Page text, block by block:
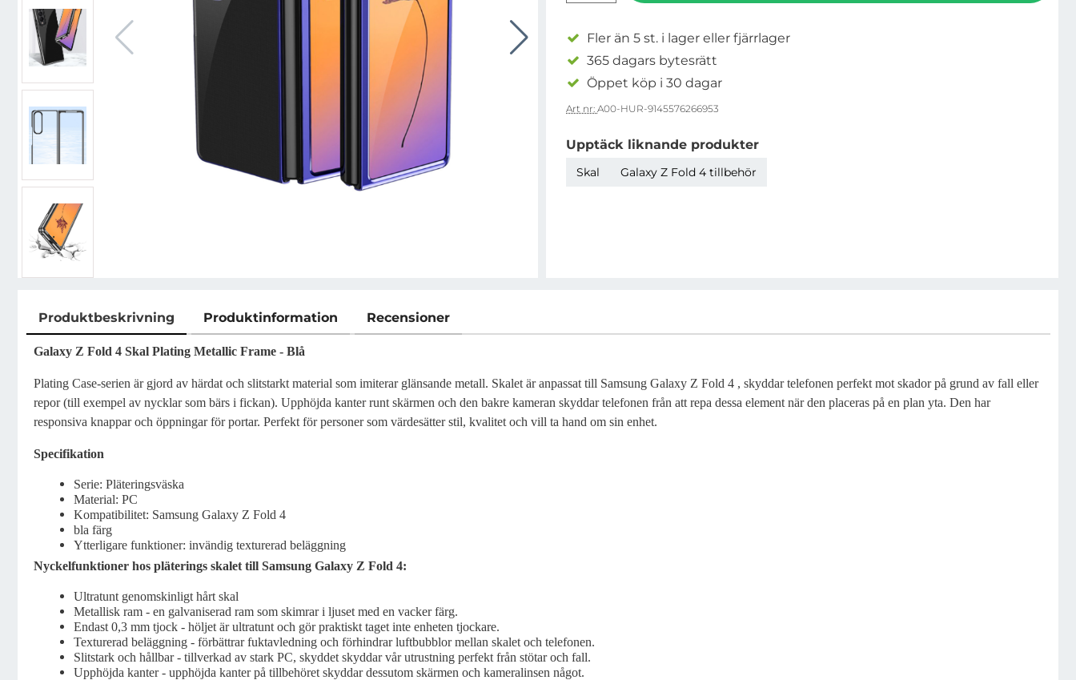
Fler än 5 st. i lager eller fjärrlager
365 dagars bytesrätt
Öppet köp i 30 dagar
Art nr: A00-HUR-9145576266953
Upptäck liknande produkter
Skal Galaxy Z Fold 4 tillbehör
Produktbeskrivning Produktinformation Recensioner
Produktbeskrivning
Galaxy Z Fold 4 Skal Plating Metallic Frame - Blå
Plating Case-serien är gjord av härdat och slitstarkt material som imiterar glänsande metall. Skalet är anpassat till Samsung Galaxy Z Fold 4 , skyddar telefonen perfekt mot skador på grund av fall eller
repor (till exempel av nycklar som bärs i fickan). Upphöjda kanter runt skärmen och den bakre kameran skyddar telefonen från att repa dessa element när den placeras på en plan yta. Den har
responsiva knappar och öppningar för portar. Perfekt för personer som värdesätter stil, kvalitet och vill ta hand om sin enhet.
Specifikation
Serie: Pläteringsväska
Material: PC
Kompatibilitet: Samsung Galaxy Z Fold 4
bla färg
Ytterligare funktioner: invändig texturerad beläggning
Nyckelfunktioner hos pläterings skalet till Samsung Galaxy Z Fold 4:
Ultratunt genomskinligt hårt skal
Metallisk ram - en galvaniserad ram som skimrar i ljuset med en vacker färg.
Endast 0,3 mm tjock - höljet är ultratunt och gör praktiskt taget inte enheten tjockare.
Texturerad beläggning - förbättrar fuktavledning och förhindrar luftbubblor mellan skalet och telefonen.
Slitstark och hållbar - tillverkad av stark PC, skyddet skyddar vår utrustning perfekt från stötar och fall.
Upphöjda kanter - upphöjda kanter på tillbehöret skyddar dessutom skärmen och kameralinsen något.